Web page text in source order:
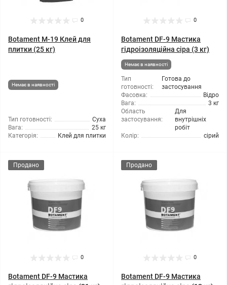
0
Botament M-19 Клей для
плитки (25 кг)
Немає в наявності
Тип готовності:
Суха
Вага:
25 кг
Категорія:
Клей для плитки
0
Botament DF-9 Мастика
гідроізоляційна сіра (3 кг)
Немає в наявності
Тип
готовності:
Готова до
застосування
Фасовка:
Відро
Вага:
3 кг
Область
застосування:
Для
внутрішніх
робіт
Колір:
сірий
Продано
0
Botament DF-9 Мастика
Продано
0
Botament DF-9 Мастика